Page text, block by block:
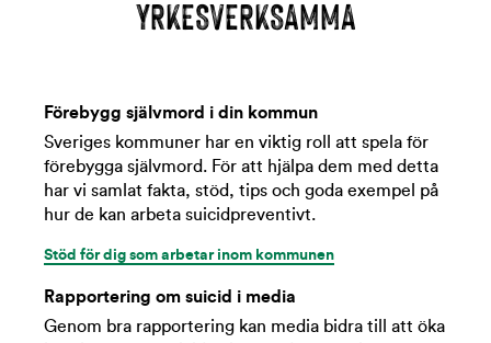
YRKESVERKSAMMA
Förebygg självmord i din kommun
Sveriges kommuner har en viktig roll att spela för
förebygga självmord. För att hjälpa dem med detta
har vi samlat fakta, stöd, tips och goda exempel på
hur de kan arbeta suicidpreventivt.
Stöd för dig som arbetar inom kommunen
Rapportering om suicid i media
Genom bra rapportering kan media bidra till att öka